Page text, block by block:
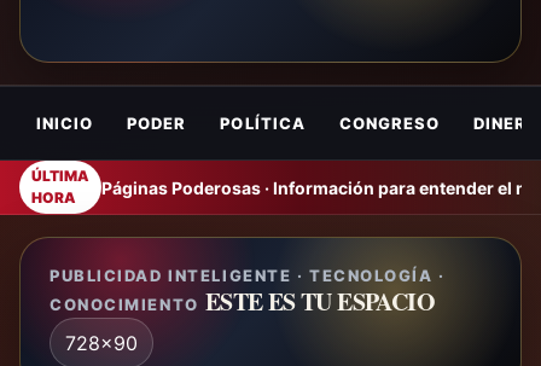
INICIO PODER POLÍTICA CONGRESO DINERO
ÚLTIMA
HORA
Páginas Poderosas · Información para entender el
PUBLICIDAD INTELIGENTE · TECNOLOGÍA ·
CONOCIMIENTO ESTE ES TU ESPACIO
728x90